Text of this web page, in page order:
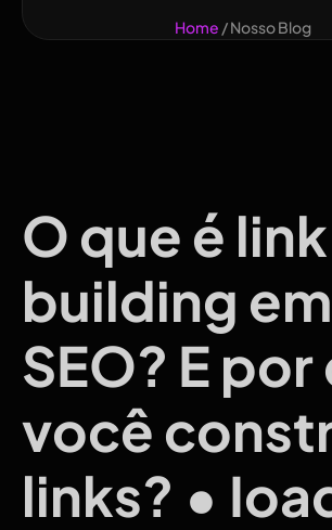
Home / Nosso Blog
O que é link
building em
SEO? E
você
links? •